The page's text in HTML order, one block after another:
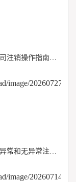
苏州有限公司注销操作指南：办理步骤、所需材料、周期、涉税风险
苏州企业有异常和无异常注销流程一样吗？异常公司注销务必先看懂